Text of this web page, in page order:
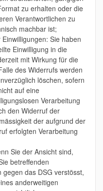
zu erhalten oder die
Verantwortlichen zu
machbar ist;
Sie haben
Einwilligung in die
mit Wirkung für die
des Widerrufs werden
löschen, sofern
auf eine
Verarbeitung
den Widerruf der
der aufgrund der
erfolgten Verarbeitung
Sie der Ansicht sind,
betreffenden
das DSG verstösst,
anderweitigen